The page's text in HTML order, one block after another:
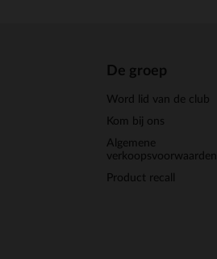
De groep
Word lid van de club
Kom bij ons
Algemene
verkoopsvoorwaarden
Product recall